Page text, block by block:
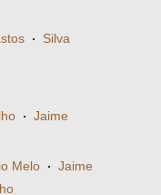
· Silva
· Jaime
Melo · Jaime